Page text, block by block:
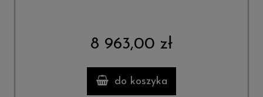
8 963,00 zł
do koszyka